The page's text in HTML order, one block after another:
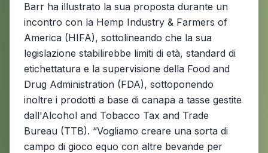
Barr ha illustrato la sua proposta durante un
incontro con la Hemp Industry & Farmers of
America (HIFA), sottolineando che la sua
legislazione stabilirebbe limiti di età, standard di
etichettatura e la supervisione della Food and
Drug Administration (FDA), sottoponendo
inoltre i prodotti a base di canapa a tasse gestite
dall'Alcohol and Tobacco Tax and Trade
Bureau (TTB). “Vogliamo creare una sorta di
campo di gioco equo con altre bevande per